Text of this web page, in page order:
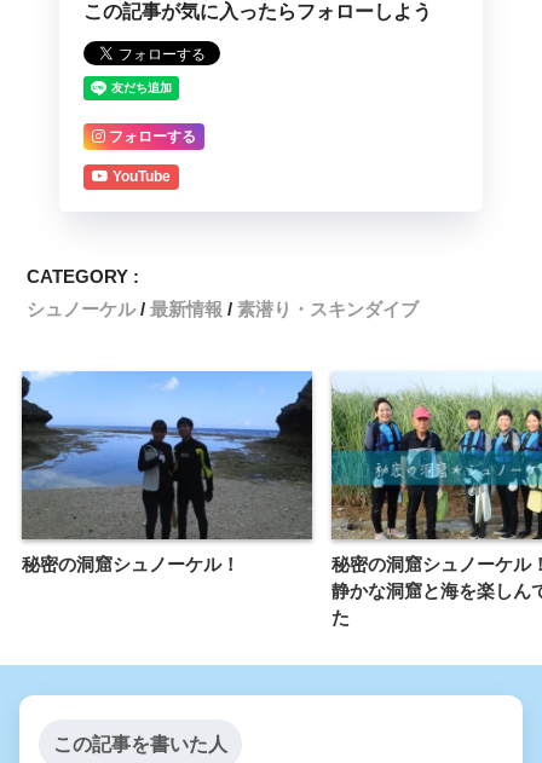
この記事が気に入ったらフォローしよう
フォローする
YouTube
CATEGORY :
シュノーケル
最新情報 素潜り・スキンダイブ
秘密の洞窟シュノーケル！
秘密の洞窟シュノーケル
静かな洞窟と海を楽しん
た
この記事を書いた人